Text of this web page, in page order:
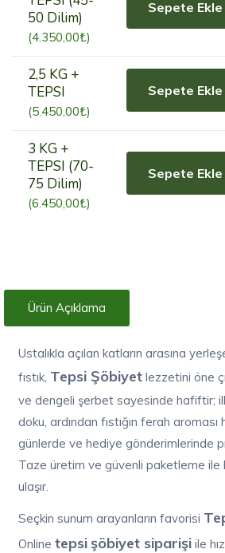
50 Dilim)
(4.350,00₺)
Sepete Ekle
2,5 KG +
TEPSI
(5.450,00₺)
Sepete Ekle
3 KG +
TEPSI (70-
75 Dilim)
(6.450,00₺)
Sepete Ekle
Ürün Açıklama
Ustalıkla açılan katların arasına
fıstık, Tepsi Şöbiyetlezzetini öne
ve dengeli şerbet sayesinde hafiftir;
doku, ardından fıstığın ferah aroması
günlerde ve hediye gönderimlerinde
Taze üretim ve güvenli paketleme ile
ulaşır.
Seçkin sunum arayanların favorisi
Online tepsişöbiyet siparişiile